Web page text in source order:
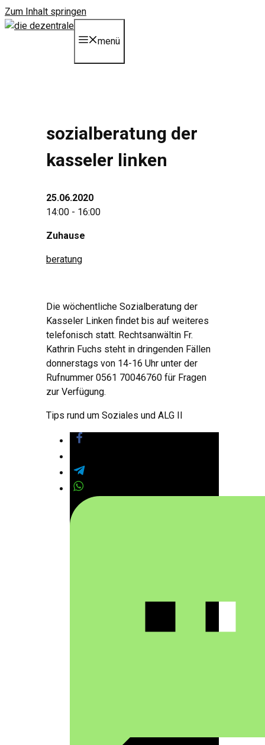
Zum Inhalt springen
menü
sozialberatung der
kasseler linken
25.06.2020
14:00 - 16:00
Zuhause
beratung
Die wöchentliche Sozialberatung der
Kasseler Linken findet bis auf weiteres
telefonisch statt. Rechtsanwältin Fr.
Kathrin Fuchs steht in dringenden Fällen
donnerstags von 14-16 Uhr unter der
Rufnummer 0561 70046760 für Fragen
zur Verfügung.
Tips rund um Soziales und ALG II